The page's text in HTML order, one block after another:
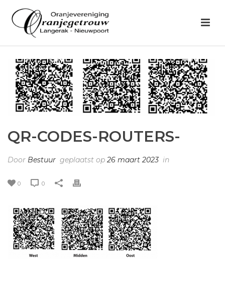
QR-CODES-ROUTERS-
Door Bestuur geplaatst op 26 maart 2023 in
0 0